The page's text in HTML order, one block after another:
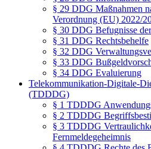
§ 29 DDG Maßnahmen
Verordnung (EU) 2022/
§ 30 DDG Befugnisse
§ 31 DDG Rechtsbehelfe
§ 32 DDG
§ 33 DDG
§ 34 DDG Evaluierung
Telekommunikation-Digitale-
(TDDDG)
§ 1 TDDDG
§ 2 TDDDG
§ 3 TDDDG
Fernmeldegeheimnis